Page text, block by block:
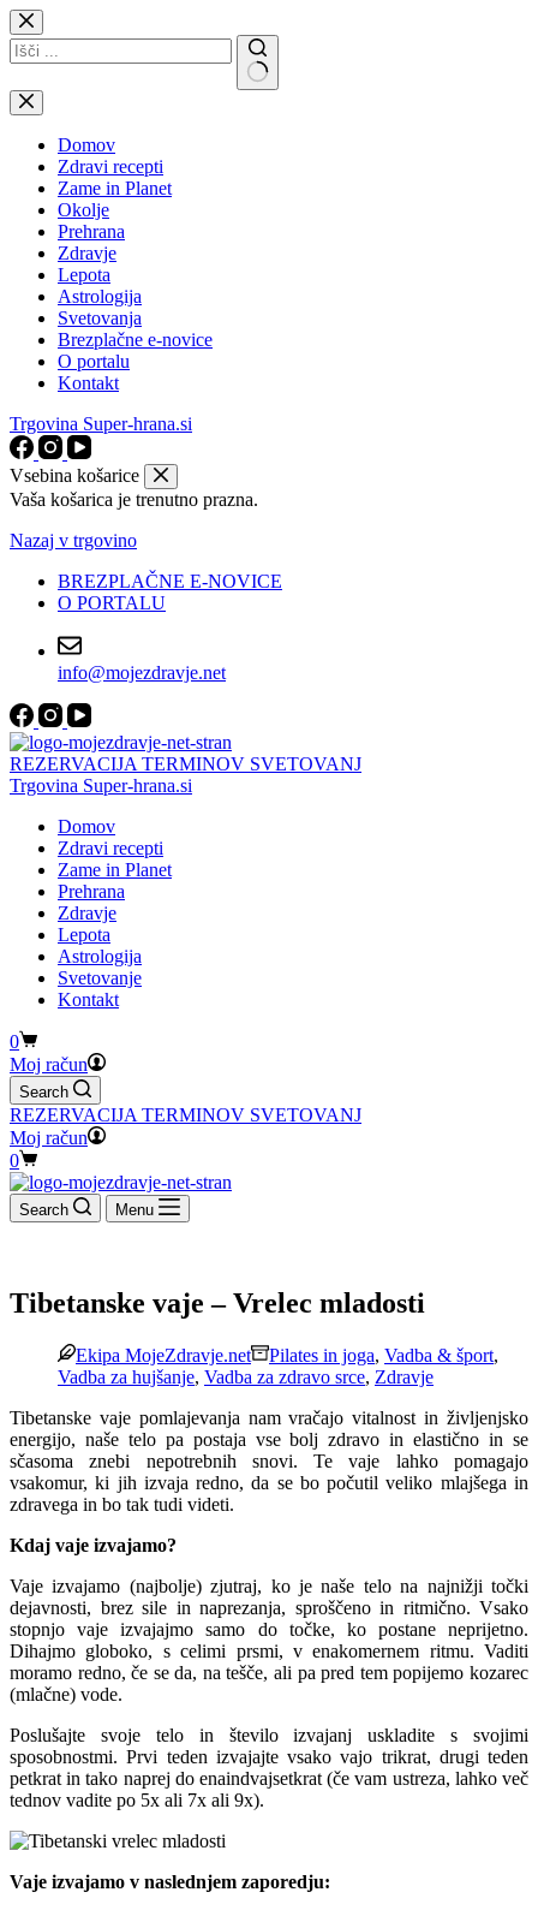
Skip
to
content
No
results
Domov
Zdravi recepti
Zame in Planet
Okolje
Prehrana
Zdravje
Lepota
Astrologija
Svetovanja
Brezplačne e-novice
O portalu
Kontakt
Trgovina Super-hrana.si
Vsebina košarice
Vaša košarica je trenutno prazna.
Nazaj v trgovino
BREZPLAČNE E-NOVICE
O PORTALU
info@mojezdravje.net
REZERVACIJA TERMINOV SVETOVANJ
Trgovina Super-hrana.si
Domov
Zdravi recepti
Zame in Planet
Prehrana
Zdravje
Lepota
Astrologija
Svetovanje
Kontakt
Shopping
cart
0
Moj račun
Search
REZERVACIJA TERMINOV SVETOVANJ
Moj račun
Shopping
cart
0
Search Menu
Tibetanske vaje – Vrelec mladosti
Ekipa MojeZdravje.net Pilates in joga, Vadba & šport,
Vadba za hujšanje, Vadba za zdravo srce, Zdravje
Tibetanske vaje pomlajevanja nam vračajo vitalnost in življenjsko
energijo, naše telo pa postaja vse bolj zdravo in elastično in se
sčasoma znebi nepotrebnih snovi. Te vaje lahko pomagajo
vsakomur, ki jih izvaja redno, da se bo počutil veliko mlajšega in
zdravega in bo tak tudi videti.
Kdaj vaje izvajamo?
Vaje izvajamo (najbolje) zjutraj, ko je naše telo na najnižji točki
dejavnosti, brez sile in naprezanja, sproščeno in ritmično. Vsako
stopnjo vaje izvajajmo samo do točke, ko postane neprijetno.
Dihajmo globoko, s celimi prsmi, v enakomernem ritmu. Vaditi
moramo redno, če se da, na tešče, ali pa pred tem popijemo kozarec
(mlačne) vode.
Poslušajte svoje telo in število izvajanj uskladite s svojimi
sposobnostmi. Prvi teden izvajajte vsako vajo trikrat, drugi teden
petkrat in tako naprej do enaindvajsetkrat (če vam ustreza, lahko več
tednov vadite po 5x ali 7x ali 9x).
Vaje izvajamo v naslednjem zaporedju: